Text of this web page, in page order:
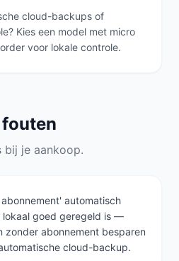
cloud-backups of
Kies een model met micro
voor lokale controle.
bij je aankoop.
automatisch
lokaal goed geregeld is —
zonder abonnement besparen
cloud-backup.